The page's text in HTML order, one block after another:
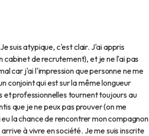
suis atypique, c'est clair. J'ai appris
cabinet de recrutement), et je ne l'ai pas
car j'ai l'impression que personne ne me
conjoint qui est sur la même longueur
et professionnelles tournent toujours au
que je ne peux pas prouver (on me
la chance de rencontrer mon compagnon
à vivre en société. Je me suis inscrite